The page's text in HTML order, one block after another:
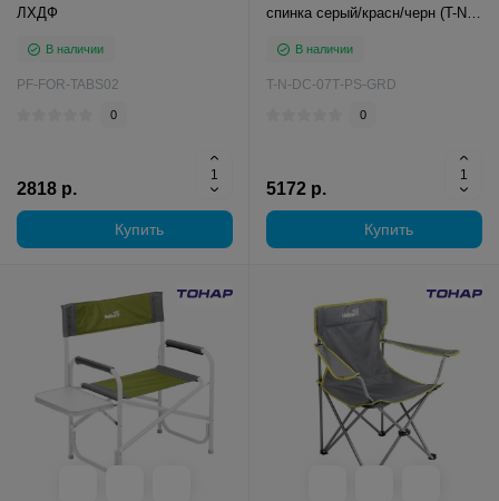
ЛХДФ
В наличии
PF-FOR-TABS02
0
2818 р.
Купить
спинка серый/красн/черн (T-N-
В наличии
T-N-DC-07Т-PS-GRD
0
5172 р.
Купить